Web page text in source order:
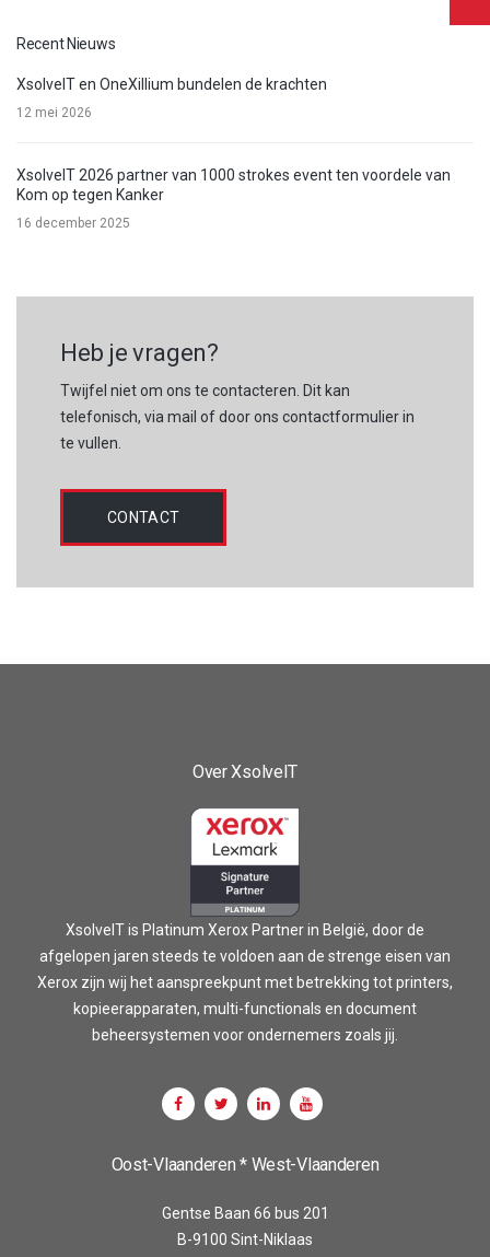
Recent Nieuws
XsolveIT en OneXillium bundelen de krachten
12 mei 2026
XsolveIT 2026 partner van 1000 strokes event ten voordele van
Kom op tegen Kanker
16 december 2025
Heb je vragen?
Twijfel niet om ons te contacteren. Dit kan
telefonisch, via mail of door ons contactformulier in
te vullen.
CONTACT
Over XsolveIT
XsolveIT is Platinum Xerox Partner in België, door de
afgelopen jaren steeds te voldoen aan de strenge eisen van
Xerox zijn wij het aanspreekpunt met betrekking tot printers,
kopieerapparaten, multi-functionals en document
beheersystemen voor ondernemers zoals jij.
Oost-Vlaanderen * West-Vlaanderen
Gentse Baan 66 bus 201
B-9100 Sint-Niklaas